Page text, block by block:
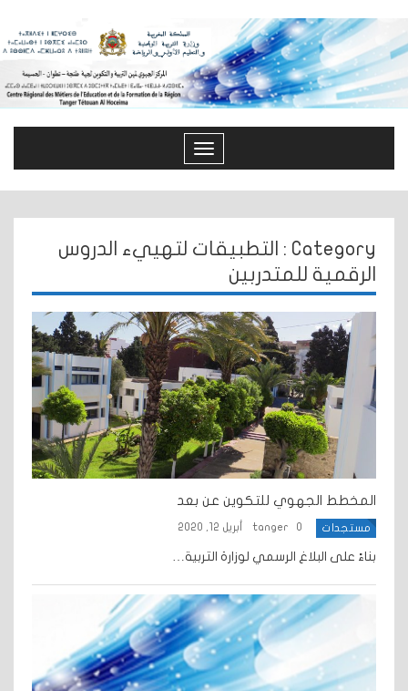
Toggle
navigation
Category : التطبيقات لتهييء الدروس
الرقمية للمتدربين
المخطط الجهوي للتكوين عن بعد
مستجدات 0
tanger أبريل 12, 2020
بناءً على البلاغ الرسمي لوزارة التربية…